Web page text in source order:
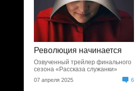
Революция начинается
Озвученный трейлер финального
сезона «Рассказа служанки»
07 апреля 2025 6